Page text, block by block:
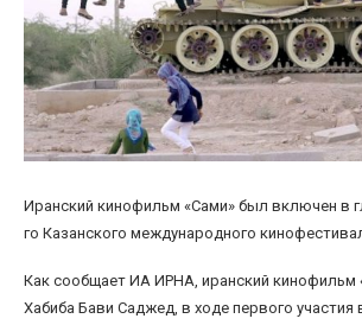
Иранский кинофильм «Сами» был включен в
го Казанского международного
Как сообщает ИА ИРНА, иранский кинофильм
Хабиба Бави Саджед, в ходе первого